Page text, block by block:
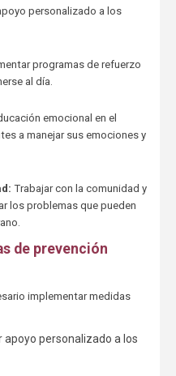
personalizado a los
programas de refuerzo
al día.
emocional en el
a manejar sus emociones y
Trabajar con la comunidad y
los problemas que pueden
de prevención
implementar medidas
apoyo personalizado a los